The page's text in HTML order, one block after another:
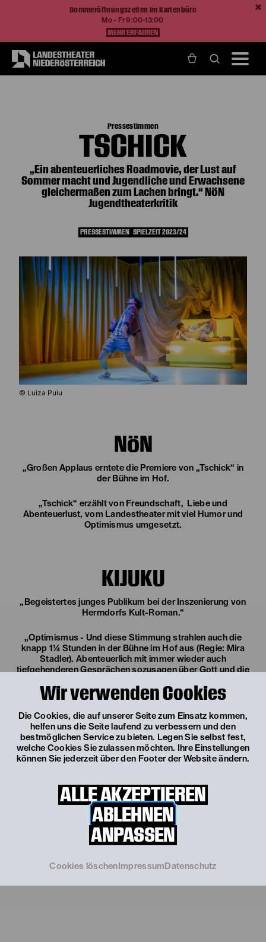
Wir verwenden Cookies
Die Cookies, die auf unserer Seite zum Einsatz kommen,
helfen uns die Seite laufend zu verbessern und den
bestmöglichen Service zu bieten. Legen Sie selbst fest,
welche Cookies Sie zulassen möchten. Ihre Einstellungen
können Sie jederzeit über den Footer der Website ändern.
ALLE AKZEPTIEREN
ABLEHNEN
ANPASSEN
Cookies löschen Impressum Datenschutz
Sommeröffnungszeiten im Kartenbüro
Mo - Fr 9:00-13:00
MEHR ERFAHREN
Pressestimmen
TSCHICK
„Ein abenteuerliches Roadmovie, der Lust auf
Sommer macht und Jugendliche und Erwachsene
gleichermaßen zum Lachen bringt.“ NÖN
Jugendtheaterkritik
PRESSESTIMMEN SPIELZEIT 2023/24
© Luiza Puiu
NÖN
„Großen Applaus erntete die Premiere von „Tschick“ in
der Bühne im Hof.
„Tschick“ erzählt von Freundschaft, Liebe und
Abenteuerlust, vom Landestheater mit viel Humor und
Optimismus umgesetzt.
KIJUKU
„Begeistertes junges Publikum bei der Inszenierung von
Herrndorfs Kult-Roman.“
„Optimismus - Und diese Stimmung strahlen auch die
knapp 1¼ Stunden in der Bühne im Hof aus (Regie: Mira
Stadler). Abenteuerlich mit immer wieder auch
tiefgehenderen Gesprächen sozusagen über Gott und die
aber nicht abstrakt, abgehoben, sondern wie reale
Jugendliche, die den beiden Schauspielern abgenommen
werden können. Womit sie Herrndorfs Sprache und
Intention live erleben lassen.“
„Eine Wucht ist vor allem aber die Dritte im Bunde auf der
Bühne: Laura Laufenberg. Sie spielt nicht nur die freche,
Schmidt, die dann eine Zeitlang das reisende Duo zum Trio
erweitert, sondern verwandelt sich – mitunter blitzschnell
nur durch Mimik, Gestik, Sprachfärbung oder eine
Kopfbedeckung – fast ein Dutzend weiterer Charaktere. “